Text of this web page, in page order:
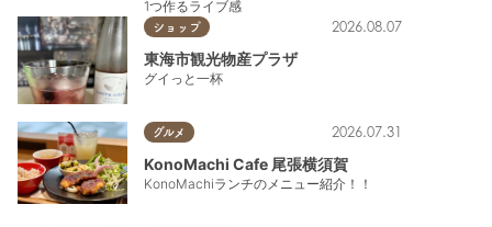
1つ作るライブ感
ショップ 2026.08.07
東海市観光物産プラザ
グイっと一杯
グルメ 2026.07.31
KonoMachi Cafe 尾張横須賀
KonoMachiランチのメニュー紹介！！